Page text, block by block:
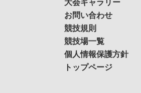
大会ギャラリー
お問い合わせ
競技規則
競技場一覧
個人情報保護方針
トップページ